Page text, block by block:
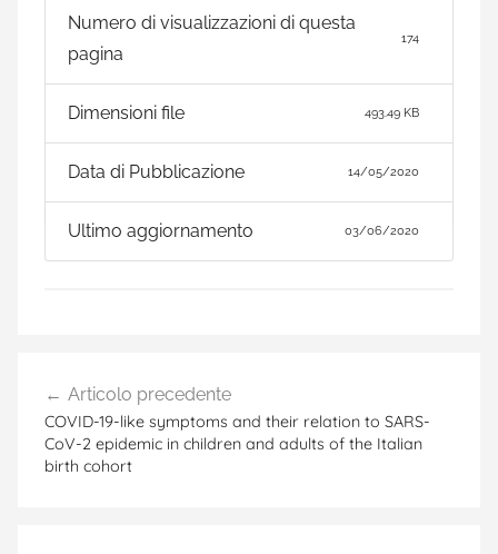
Numero di visualizzazioni di questa
pagina
174
Dimensioni file 493.49 KB
Data di Pubblicazione 14/05/2020
Ultimo aggiornamento 03/06/2020
articoli
Articolo precedente
COVID-19-like symptoms and their relation to SARS-
CoV-2 epidemic in children and adults of the Italian
birth cohort